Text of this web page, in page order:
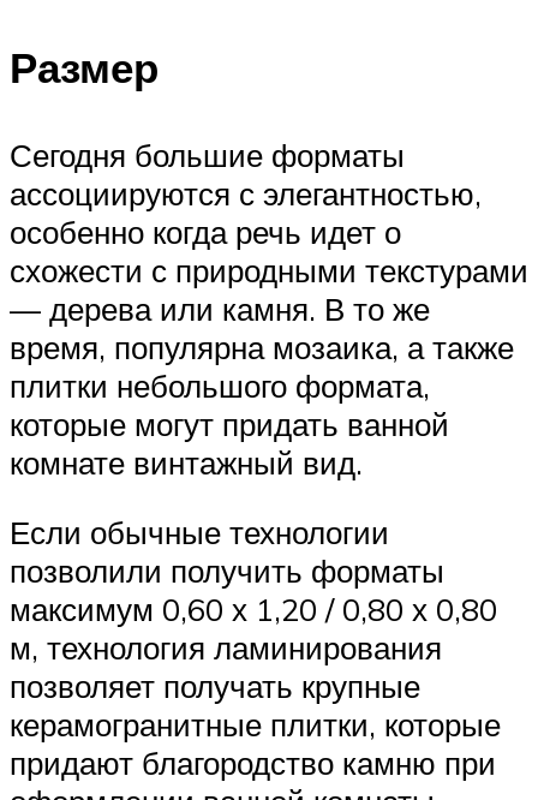
Размер
Сегодня большие форматы
ассоциируются с элегантностью,
особенно когда речь идет о
схожести с природными текстурами
— дерева или камня. В то же
время, популярна мозаика, а также
плитки небольшого формата,
которые могут придать ванной
комнате винтажный вид.
Если обычные технологии
позволили получить форматы
максимум 0,60 х 1,20 / 0,80 х 0,80
м, технология ламинирования
позволяет получать крупные
керамогранитные плитки, которые
придают благородство камню при